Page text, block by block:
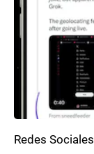
Redes Sociales